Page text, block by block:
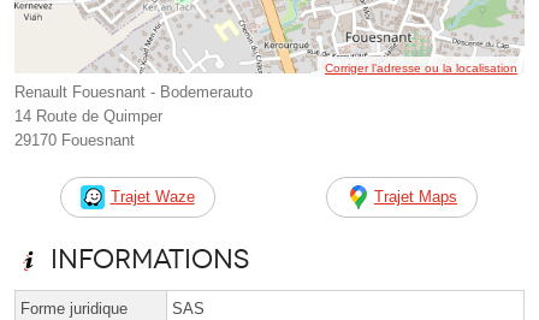
Corriger l’adresse ou la localisation
Renault Fouesnant - Bodemerauto
14 Route de Quimper
29170 Fouesnant
Trajet Waze Trajet Maps
Informations
Forme juridique SAS